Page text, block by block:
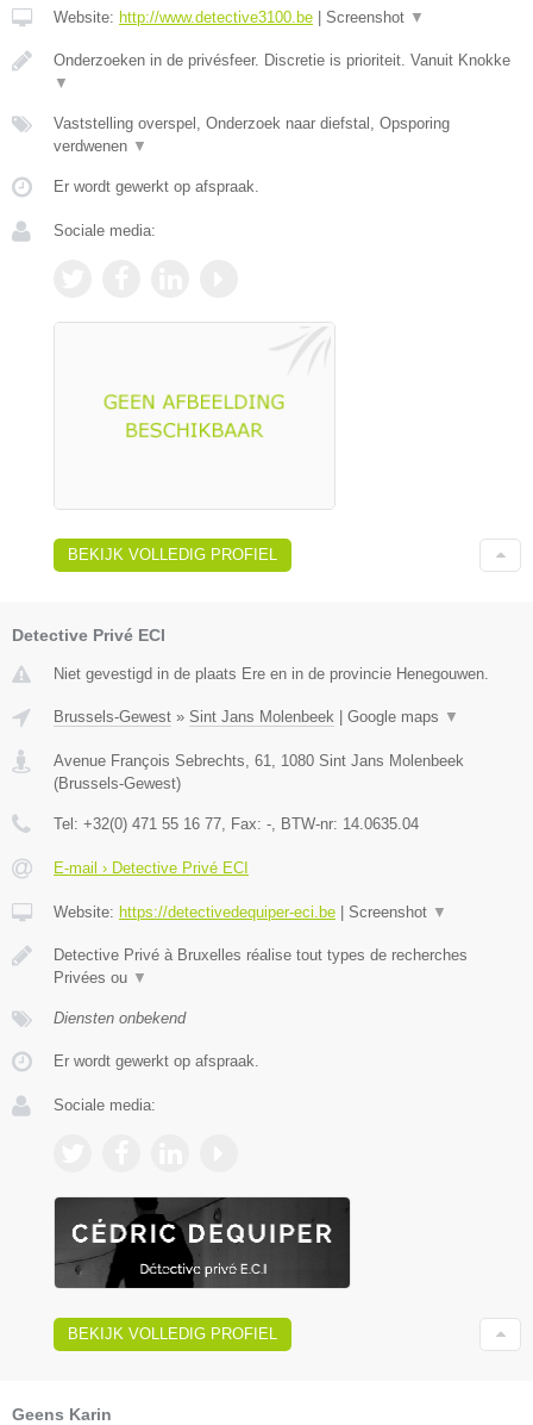
Website: http://www.detective3100.be | Screenshot ▼
Onderzoeken in de privésfeer. Discretie is prioriteit. Vanuit Knokke
▼
Vaststelling overspel, Onderzoek naar diefstal, Opsporing
verdwenen ▼
Er wordt gewerkt op afspraak.
Sociale media:
BEKIJK VOLLEDIG PROFIEL
Detective Privé ECI
Niet gevestigd in de plaats Ere en in de provincie Henegouwen.
Brussels-Gewest » Sint Jans Molenbeek Google maps ▼
Avenue François Sebrechts, 61, 1080 Sint Jans Molenbeek
(Brussels-Gewest)
Tel: +32(0) 471 55 16 77, Fax: -, BTW-nr: 14.0635.04
E-mail › Detective Privé ECI
Website: https://detectivedequiper-eci.be Screenshot ▼
Detective Privé à Bruxelles réalise tout types de recherches
Privées ou ▼
Diensten onbekend
Er wordt gewerkt op afspraak.
Sociale media:
BEKIJK VOLLEDIG PROFIEL
Geens Karin